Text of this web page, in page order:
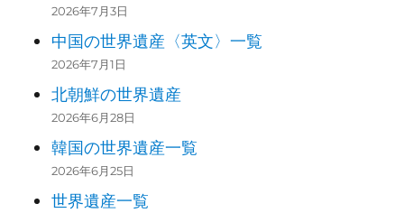
2026年7月3日
中国の世界遺産〈英文〉一覧
2026年7月1日
北朝鮮の世界遺産
2026年6月28日
韓国の世界遺産一覧
2026年6月25日
世界遺産一覧